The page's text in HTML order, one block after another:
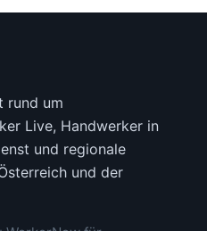
rund um
Live, Handwerker in
und regionale
und der